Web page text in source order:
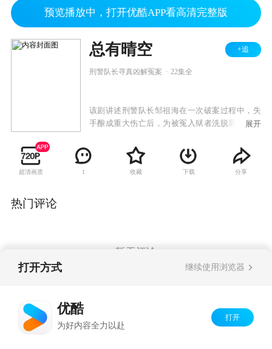
预览播放中，打开优酷APP看高清完整版
总有晴空 +追
刑警队长寻真凶解冤案 22集全
该剧讲述刑警队长邹祖海在一次破案过程中，失
手酿成重大伤亡后，为被冤入狱者洗脱罪名，苦
展开
超清画质 1 收藏 下载 分享
热门评论
暂无评论
打开方式 继续使用浏览器
优酷
为好内容全力以赴
打开